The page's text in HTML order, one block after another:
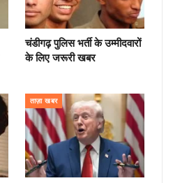
चंडीगढ़ पुलिस भर्ती के उम्मीदवारों
के लिए जरूरी खबर
ताज़ा खबर